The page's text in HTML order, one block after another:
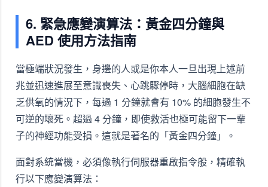
6. 緊急應變演算法：黃金四分鐘與
AED 使用方法指南
當極端狀況發生，身邊的人或是你本人一旦出現上述前
兆並迅速進展至意識喪失、心跳驟停時，大腦細胞在缺
乏供氧的情況下，每過 1 分鐘就會有 10% 的細胞發生不
可逆的壞死。超過 4 分鐘，即使救活也極可能留下一輩
子的神經功能受損。這就是著名的「黃金四分鐘」。
面對系統當機，必須像執行伺服器重啟指令般，精確執
行以下應變演算法：